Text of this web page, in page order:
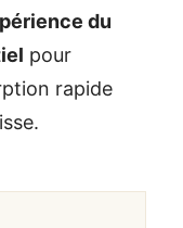
du
pour
rapide